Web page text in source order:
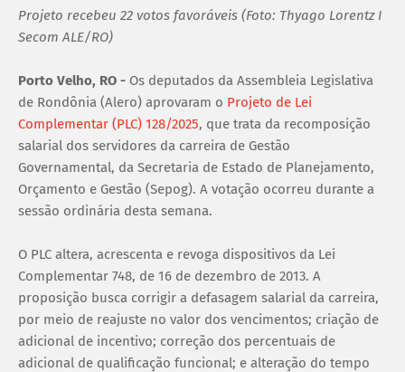
Projeto recebeu 22 votos favoráveis (Foto: Thyago Lorentz I
Secom ALE/RO)
Porto Velho, RO - Os deputados da Assembleia Legislativa
de Rondônia (Alero) aprovaram o Projeto de Lei
Complementar (PLC) 128/2025, que trata da recomposição
salarial dos servidores da carreira de Gestão
Governamental, da Secretaria de Estado de Planejamento,
Orçamento e Gestão (Sepog). A votação ocorreu durante a
sessão ordinária desta semana.
O PLC altera, acrescenta e revoga dispositivos da Lei
Complementar 748, de 16 de dezembro de 2013. A
proposição busca corrigir a defasagem salarial da carreira,
por meio de reajuste no valor dos vencimentos; criação de
adicional de incentivo; correção dos percentuais de
adicional de qualificação funcional; e alteração do tempo